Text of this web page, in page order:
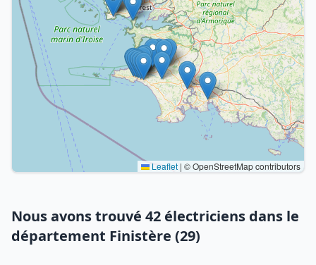
Leaflet | © OpenStreetMap contributors
Nous avons trouvé 42 électriciens dans le
département Finistère (29)